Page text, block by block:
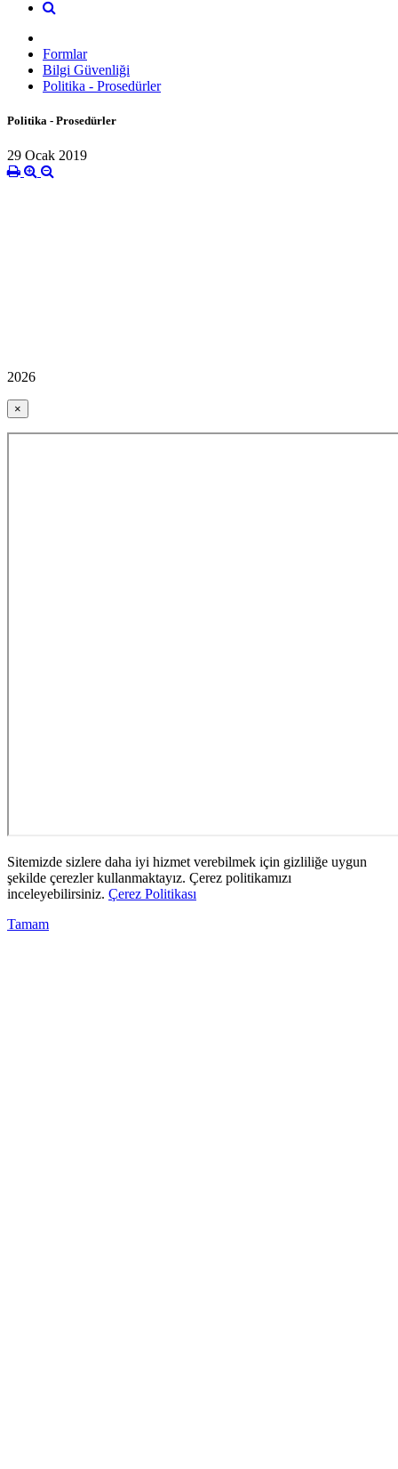
Formlar
Bilgi Güvenliği
Politika - Prosedürler
Politika - Prosedürler
29 Ocak 2019
2026
×
Sitemizde sizlere daha iyi hizmet verebilmek için gizliliğe uygun
şekilde çerezler kullanmaktayız. Çerez politikamızı
inceleyebilirsiniz. Çerez Politikası
Tamam